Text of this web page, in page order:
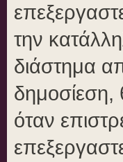
την
διάστημα
δημοσίεση,
όταν